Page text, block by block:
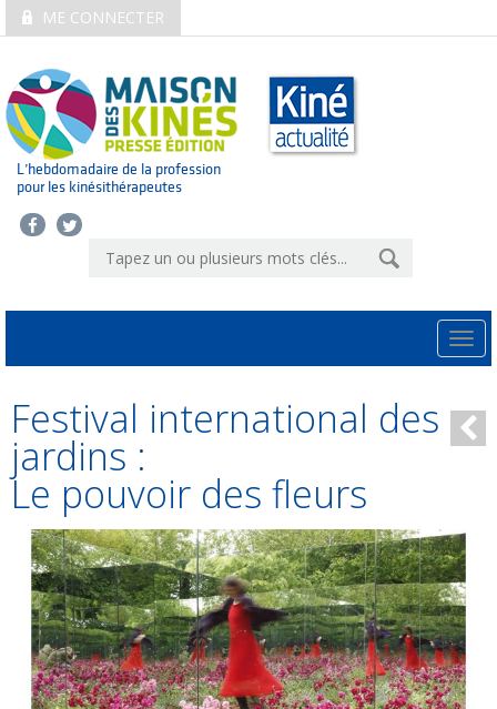
ME CONNECTER
L’hebdomadaire de la profession
pour les kinésithérapeutes
Festival international des
jardins :
Le pouvoir des fleurs